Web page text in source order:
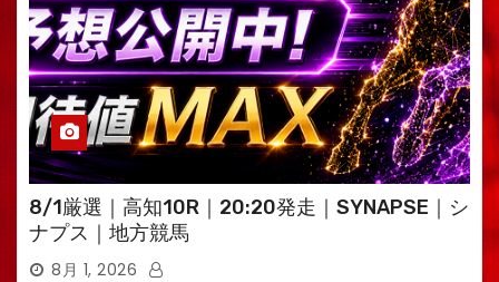
8/1厳選｜高知10R｜20:20発走｜SYNAPSE｜シ
ナプス｜地方競馬
8月 1, 2026